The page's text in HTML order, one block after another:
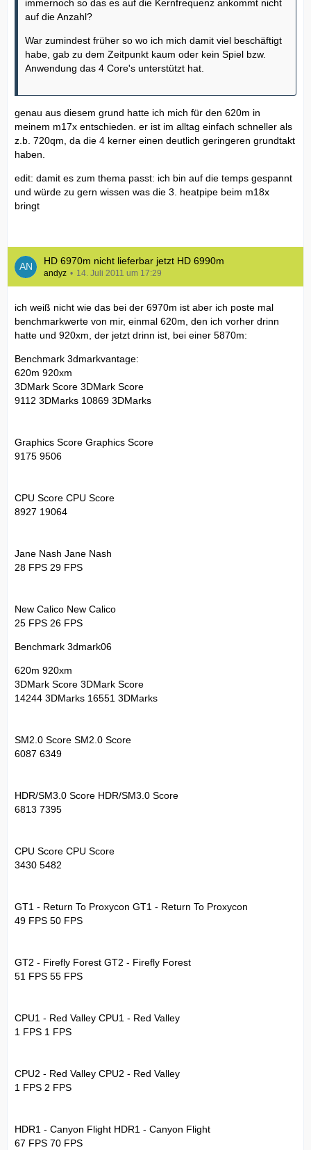
immernoch so das es auf die Kernfrequenz ankommt nicht
auf die Anzahl?
War zumindest früher so wo ich mich damit viel beschäftigt
habe, gab zu dem Zeitpunkt kaum oder kein Spiel bzw.
Anwendung das 4 Core's unterstützt hat.
genau aus diesem grund hatte ich mich für den 620m in
meinem m17x entschieden. er ist im alltag einfach schneller als
z.b. 720qm, da die 4 kerner einen deutlich geringeren grundtakt
haben.
edit: damit es zum thema passt: ich bin auf die temps gespannt
und würde zu gern wissen was die 3. heatpipe beim m18x
bringt
HD 6970m nicht lieferbar jetzt HD 6990m
andyz 14. Juli 2011 um 17:29
ich weiß nicht wie das bei der 6970m ist aber ich poste mal
benchmarkwerte von mir, einmal 620m, den ich vorher drinn
hatte und 920xm, der jetzt drinn ist, bei einer 5870m:
Benchmark 3dmarkvantage:
620m 920xm
3DMark Score 3DMark Score
9112 3DMarks 10869 3DMarks
Graphics Score Graphics Score
9175 9506
CPU Score CPU Score
8927 19064
Jane Nash Jane Nash
28 FPS 29 FPS
New Calico New Calico
25 FPS 26 FPS
Benchmark 3dmark06
620m 920xm
3DMark Score 3DMark Score
14244 3DMarks 16551 3DMarks
SM2.0 Score SM2.0 Score
6087 6349
HDR/SM3.0 Score HDR/SM3.0 Score
6813 7395
CPU Score CPU Score
3430 5482
GT1 - Return To Proxycon GT1 - Return To Proxycon
49 FPS 50 FPS
GT2 - Firefly Forest GT2 - Firefly Forest
51 FPS 55 FPS
CPU1 - Red Valley CPU1 - Red Valley
1 FPS 1 FPS
CPU2 - Red Valley CPU2 - Red Valley
1 FPS 2 FPS
HDR1 - Canyon Flight HDR1 - Canyon Flight
67 FPS 70 FPS